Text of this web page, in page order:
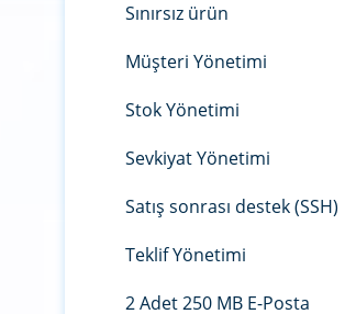
Sınırsız ürün
Müşteri Yönetimi
Stok Yönetimi
Sevkiyat Yönetimi
Satış sonrası destek (SSH)
Teklif Yönetimi
2 Adet 250 MB E-Posta